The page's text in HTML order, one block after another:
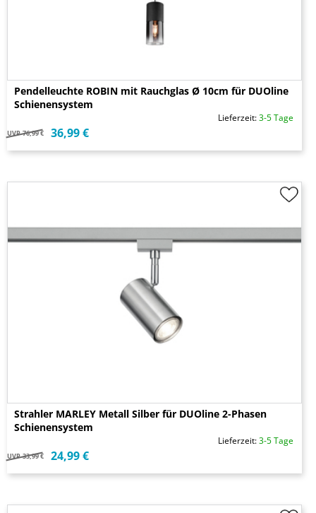
Pendelleuchte ROBIN mit Rauchglas Ø 10cm für DUOline
Schienensystem
Lieferzeit:3-5 Tage
UVP 76,99 € 36,99 €
Strahler MARLEY Metall Silber für DUOline 2-Phasen
Schienensystem
Lieferzeit:3-5 Tage
UVP 33,99 € 24,99 €